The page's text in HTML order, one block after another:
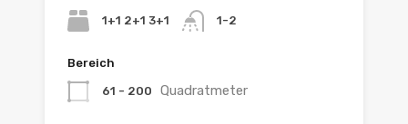
1+1 2+1 3+1 1-2
Bereich
61 - 200 Quadratmeter